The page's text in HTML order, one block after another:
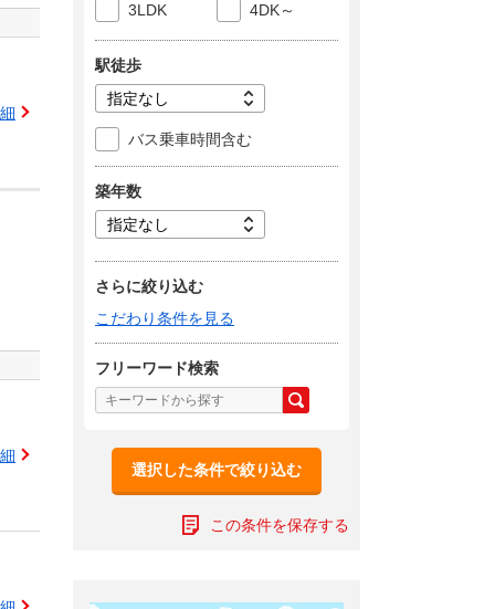
3LDK 4DK～
駅徒歩
バス乗車時間含む
築年数
さらに絞り込む
こだわり条件を見る
フリーワード検索
選択した条件で絞り込む
この条件を保存する